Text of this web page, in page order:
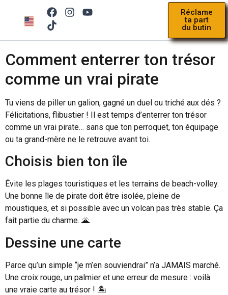
Réclame
ta part
du butin
Comment enterrer ton trésor
comme un vrai pirate
Tu viens de piller un galion, gagné un duel ou triché aux dés ?
Félicitations, flibustier ! Il est temps d’enterrer ton trésor
comme un vrai pirate… sans que ton perroquet, ton équipage
ou ta grand-mère ne le retrouve avant toi.
Choisis bien ton île
Évite les plages touristiques et les terrains de beach-volley.
Une bonne île de pirate doit être isolée, pleine de
moustiques, et si possible avec un volcan pas très stable. Ça
fait partie du charme. 🌋
Dessine une carte
Parce qu’un simple “je m’en souviendrai” n’a JAMAIS marché.
Une croix rouge, un palmier et une erreur de mesure : voilà
une vraie carte au trésor ! 🏝️